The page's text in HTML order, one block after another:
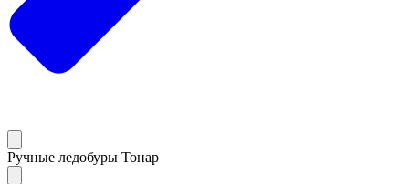
Ручные ледобуры Тонар